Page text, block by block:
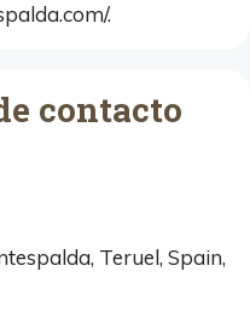
.
contacto
Teruel, Spain,